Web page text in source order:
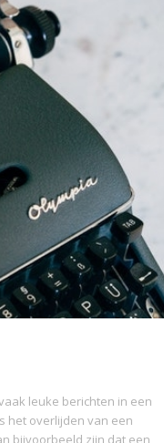
leuke berichten in een
het overlijden van een
bijvoorbeeld zijn dat een